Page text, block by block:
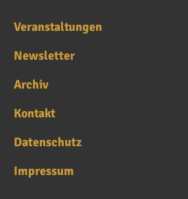
Veranstaltungen
Newsletter
Archiv
Kontakt
Datenschutz
Impressum